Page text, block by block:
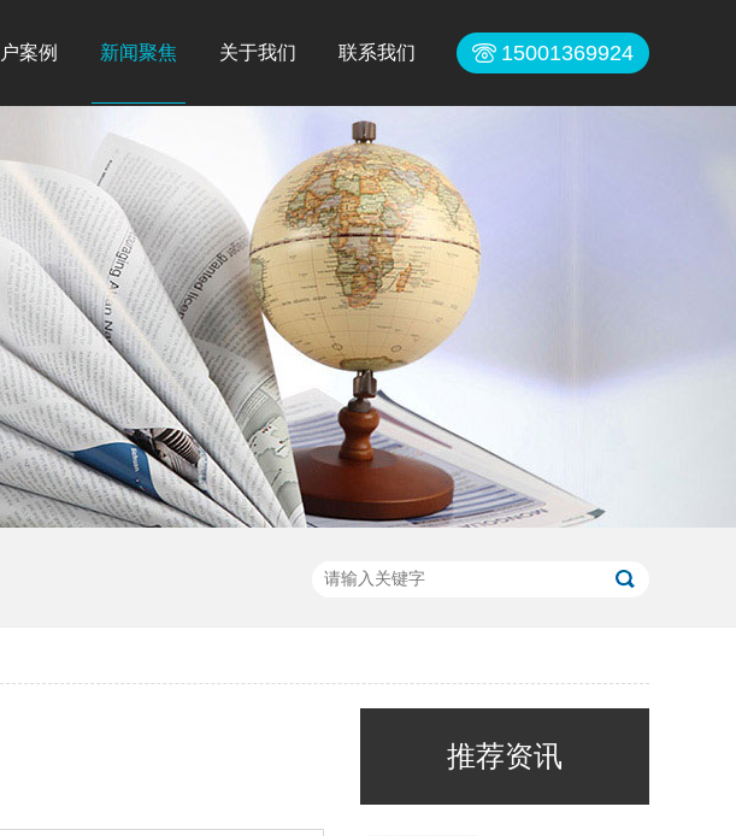
案例 新闻聚焦 关于我们 联系我们 15001369924
推荐资讯